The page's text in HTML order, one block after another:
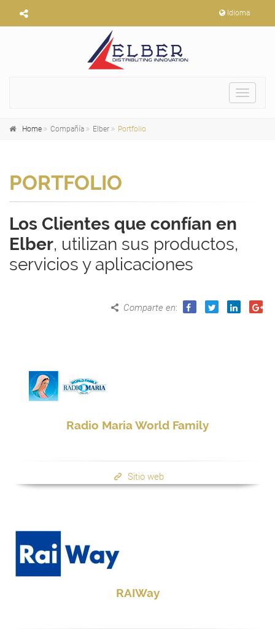
Idioma
Toggle
Home Compañía Elber Portfolio
PORTFOLIO
Los Clientes que confían en
Elber, utilizan sus productos,
servicios y aplicaciones
Comparte en:
Radio Maria World Family
Sitio web
RAIWay